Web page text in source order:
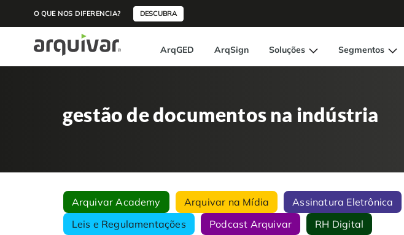
O QUE NOS DIFERENCIA? DESCUBRA
ArqGED ArqSign Soluções Segmentos
gestão de documentos na indústria
Arquivar Academy Arquivar na Mídia Assinatura Eletrônica
Leis e Regulamentações
Podcast Arquivar RH Digital